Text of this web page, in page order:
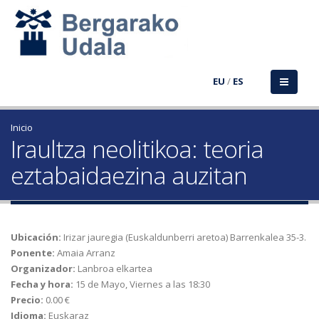
EU / ES
Inicio
Iraultza neolitikoa: teoria
eztabaidaezina auzitan
Ubicación: Irizar jauregia (Euskaldunberri aretoa) Barrenkalea 35-3.
Ponente: Amaia Arranz
Organizador: Lanbroa elkartea
Fecha y hora: 15 de Mayo, Viernes a las 18:30
Precio: 0.00 €
Idioma: Euskaraz